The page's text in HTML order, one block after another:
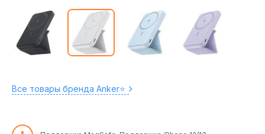
Все товары бренда Anker⭐️